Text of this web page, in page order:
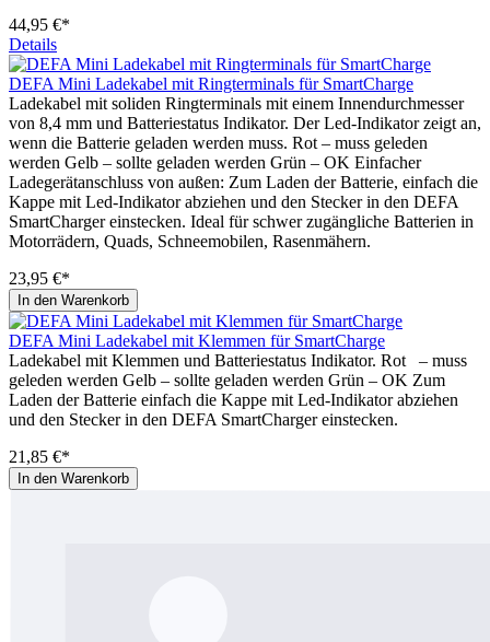
44,95 €*
Details
DEFA Mini Ladekabel mit Ringterminals für SmartCharge
Ladekabel mit soliden Ringterminals mit einem Innendurchmesser
von 8,4 mm und Batteriestatus Indikator. Der Led-Indikator zeigt an,
wenn die Batterie geladen werden muss. Rot – muss geleden
werden Gelb – sollte geladen werden Grün – OK Einfacher
Ladegerätanschluss von außen: Zum Laden der Batterie, einfach die
Kappe mit Led-Indikator abziehen und den Stecker in den DEFA
SmartCharger einstecken. Ideal für schwer zugängliche Batterien in
Motorrädern, Quads, Schneemobilen, Rasenmähern.
23,95 €*
In den Warenkorb
DEFA Mini Ladekabel mit Klemmen für SmartCharge
Ladekabel mit Klemmen und Batteriestatus Indikator. Rot – muss
geleden werden Gelb – sollte geladen werden Grün – OK Zum
Laden der Batterie einfach die Kappe mit Led-Indikator abziehen
und den Stecker in den DEFA SmartCharger einstecken.
21,85 €*
In den Warenkorb